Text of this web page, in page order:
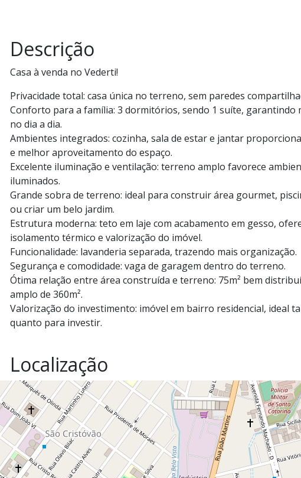
Descrição
Casa à venda no Vederti!
Privacidade total: casa única no terreno, sem paredes
Conforto para a família: 3 dormitórios, sendo 1 suíte, garantindo
no dia a dia.
Ambientes integrados: cozinha, sala de estar e jantar
e melhor aproveitamento do espaço.
Excelente iluminação e ventilação: terreno amplo favorece
iluminados.
Grande sobra de terreno: ideal para construir área gourmet,
ou criar um belo jardim.
Estrutura moderna: teto em laje com acabamento em gesso,
isolamento térmico e valorização do imóvel.
Funcionalidade: lavanderia separada, trazendo mais organização.
Segurança e comodidade: vaga de garagem dentro do terreno.
Ótima relação entre área construída e terreno: 75m² bem
amplo de 360m².
Valorização do investimento: imóvel em bairro residencial, ideal
quanto para investir.
Localização